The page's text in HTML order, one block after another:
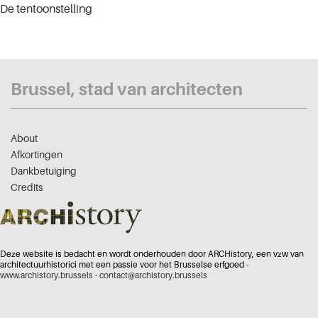
De tentoonstelling
Brussel, stad van architecten
About
Afkortingen
Dankbetuiging
Credits
Deze website is bedacht en wordt onderhouden door ARCHistory, een vzw van
architectuurhistorici met een passie voor het Brusselse erfgoed -
www.archistory.brussels - contact@archistory.brussels